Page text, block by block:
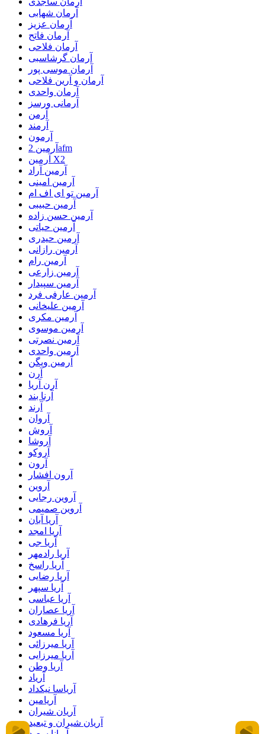
آرمان شهابی
آرمان عزیز
آرمان فاتح
آرمان فلاحی
آرمان گرشاسبی
آرمان موسی پور
آرمان و آرین فلاحی
آرمان واحدی
آرمانی ورسز
آرمن
آرمند
آرمون
آرمین 2afm
آرمین X2
آرمین آراد
آرمین امینی
آرمین تو ای اف ام
آرمین حبیبی
آرمین حسن زاده
آرمین حیاتی
آرمین حیدری
آرمین رازانی
آرمین رام
آرمین زارعی
آرمین سپیدار
آرمین عارفی فرد
آرمین علیخانی
آرمین مکری
آرمین موسوی
آرمین نصرتی
آرمین واحدی
آرمین ویگن
آرن
آرن آریا
آرنا بند
آرند
آروان
آروش
آروشا
آروکو
آرون
آرون افشار
آروین
آروین رجایی
آروین صمیمی
آریا آبان
آریا امجد
آریا جی
آریا رادمهر
آریا راسخ
آریا رضایی
آریا سپهر
آریا عباسی
آریا عصاران
آریا فرهادی
آریا مسعود
آریا میرزائی
آریا میرزایی
آریا وطن
آریاد
آریاسا نیکداد
آریامین
آریان شیران
آریان شیران و تبعید